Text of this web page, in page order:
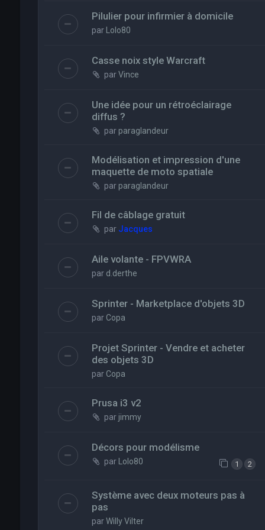
Pilulier pour infirmier à domicile
par Lolo80
Casse noix style Warcraft
parVince
Une idée pour un rétroéclairage
diffus ?
par paraglandeur
Modélisation et impression d'une
maquette de moto spatiale
par paraglandeur
Fil de câblage gratuit
par Jacques
Aile volante - FPVWRA
par d.derthe
Sprinter - Marketplace d'objets 3D
par Copa
Projet Sprinter - Vendre et acheter
des objets 3D
par Copa
Prusa i3 v2
par jimmy
Décors pour modélisme
par Lolo80 1 2
Système avec deux moteurs pas à
pas
parWilly Vilter